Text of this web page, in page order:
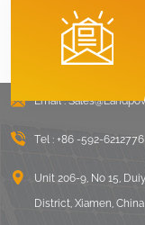
Email :
Tel : +86 -592-6212776
Unit 206-9, No 15,
District, Xiamen, China